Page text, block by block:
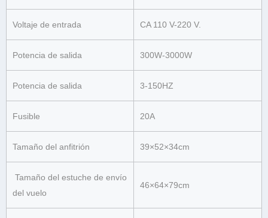
Voltaje de entrada CA 110 V-220 V.
Potencia de salida 300W-3000W
Potencia de salida 3-150HZ
Fusible 20A
Tamaño del anfitrión 39×52×34cm
Tamaño del estuche de envío
del vuelo
46×64×79cm